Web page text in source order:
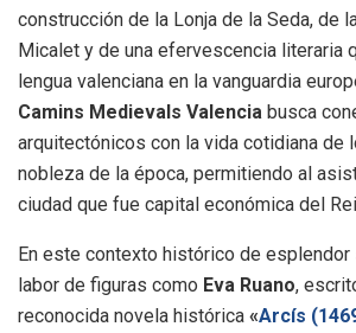
construcción de la Lonja de la Seda, de
Micalet y de una efervescencia literaria
lengua valenciana en la vanguardia
Camins Medievals Valencia busca
arquitectónicos con la vida cotidiana de
nobleza de la época, permitiendo al
ciudad que fue capital económica del
En este contexto histórico de esplendor
labor de figuras como Eva Ruano,
reconocida novela histórica «Arcís